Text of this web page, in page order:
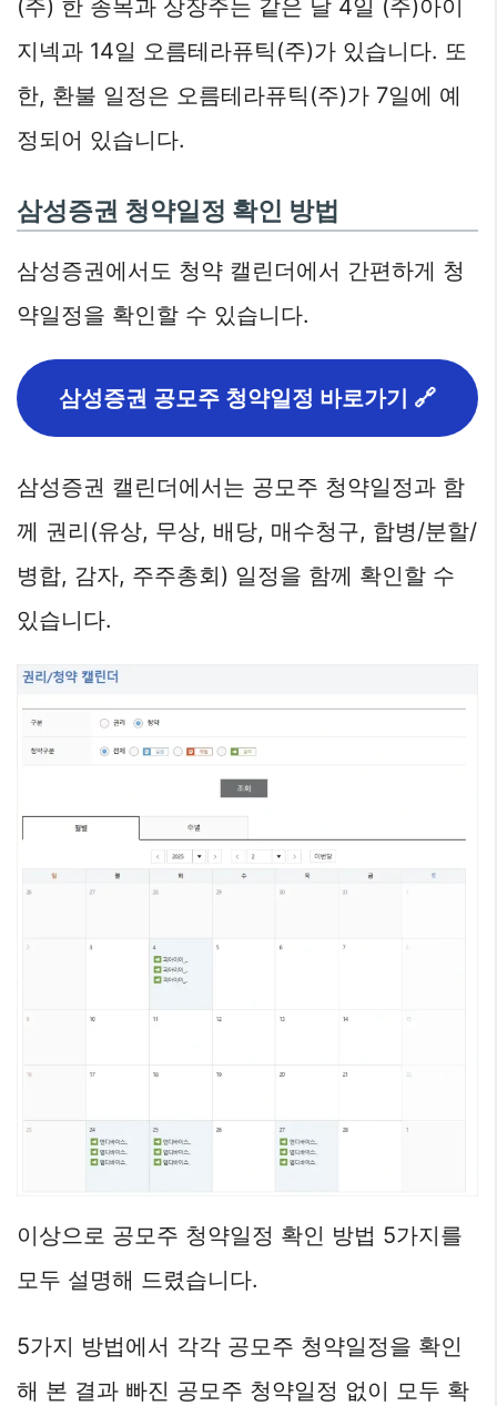
(주) 한 종목과 상장주는 같은 날 4일 (주)아이
지넥과 14일 오름테라퓨틱(주)가 있습니다. 또
한, 환불 일정은 오름테라퓨틱(주)가 7일에 예
정되어 있습니다.
삼성증권 청약일정 확인 방법
삼성증권에서도 청약 캘린더에서 간편하게 청
약일정을 확인할 수 있습니다.
삼성증권 공모주 청약일정 바로가기 🔗
삼성증권 캘린더에서는 공모주 청약일정과 함
께 권리(유상, 무상, 배당, 매수청구, 합병/분할/
병합, 감자, 주주총회) 일정을 함께 확인할 수
있습니다.
이상으로 공모주 청약일정 확인 방법 5가지를
모두 설명해 드렸습니다.
5가지 방법에서 각각 공모주 청약일정을 확인
해 본 결과 빠진 공모주 청약일정 없이 모두 확